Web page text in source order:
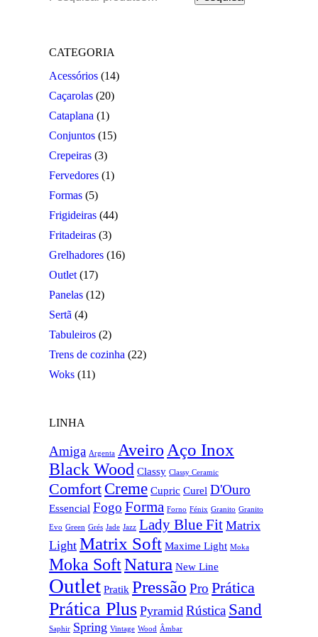
CATEGORIA
Acessórios (14)
Caçarolas (20)
Cataplana (1)
Conjuntos (15)
Crepeiras (3)
Fervedores (1)
Formas (5)
Frigideiras (44)
Fritadeiras (3)
Grelhadores (16)
Outlet (17)
Panelas (12)
Sertã (4)
Tabuleiros (2)
Trens de cozinha (22)
Woks (11)
LINHA
Amiga Argenta Aveiro Aço Inox
Black Wood Classy Classy Ceramic
Comfort Creme Cupric Curel D'Ouro
Essencial Fogo Forma Forno Fénix Granito Granito
Evo Green Grés Jade Jazz Lady Blue Fit Matrix
Light Matrix Soft Maxime Light Moka
Moka SoftNatura New Line
Outlet Pratik Pressão Pro Prática
Prática Plus Pyramid Rústica Sand
Saphir Spring Vintage Wood Âmbar